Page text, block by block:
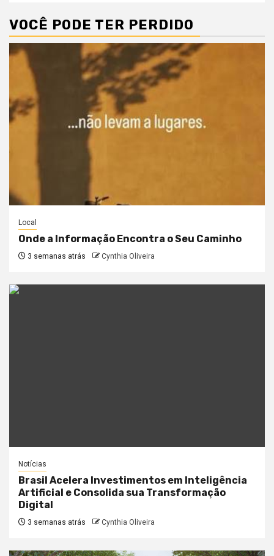
VOCÊ PODE TER PERDIDO
Local
Onde a Informação Encontra o Seu Caminho
3 semanas atrás Cynthia Oliveira
Notícias
Brasil Acelera Investimentos em Inteligência
Artificial e Consolida sua Transformação
Digital
3 semanas atrás Cynthia Oliveira